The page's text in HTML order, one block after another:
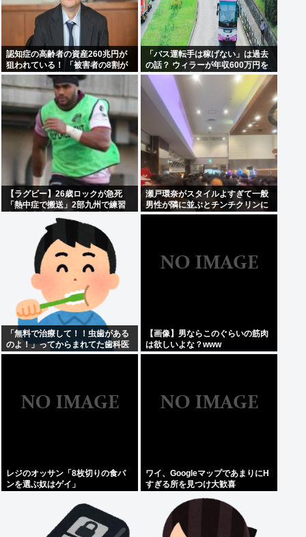
認知症の高齢者の資産260兆円が
狙われている！ 「被害者の8割が
だまされた認識なし」
「バス運転手は稼げない」は過去
の話？ ウィラーが年収600万円を
実現した理由
【ラグビー】26歳ロックが急死
「熱中症で搬送」2部九州で練習
中、大東大から昨季まで東京SG
瀬戸環奈がスタイルよすぎて一般
男性が隣に並ぶとチンチクリンに
見えてしまう
「無料で治療して！！虫歯がある
のよ！」ってからまれてた歯科医
の旦那がいるママ
【画像】男ならこのぐらいの筋肉
は欲しいよな？www
レジのオッサン「8枚切りの食パ
ンを選ぶ奴はゲイ」
ワイ、GoogleマップであまりにΗ
すぎる所を見つけ大歓喜